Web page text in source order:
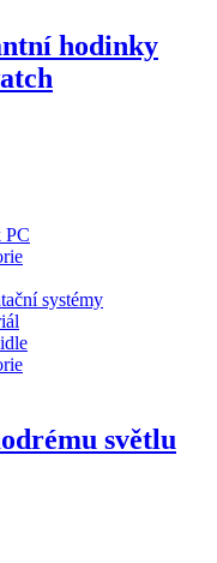
hodinky
PC
systémy
světlu